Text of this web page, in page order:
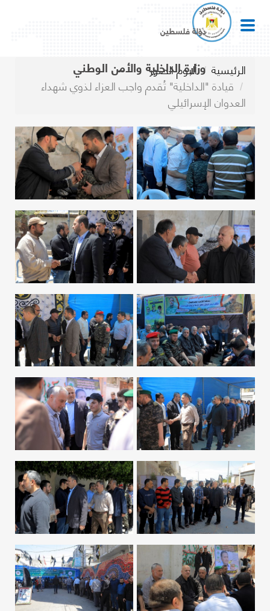
دولة فلسطين
وزارة الداخلية والأمن الوطني الرئيسية ألبوم الصور
قيادة "الداخلية" تُقدم واجب العزاء لذوي شهداء
العدوان الإسرائيلي